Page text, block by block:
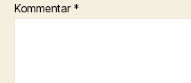
Kommentar *